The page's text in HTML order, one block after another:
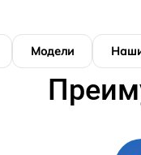
Модели